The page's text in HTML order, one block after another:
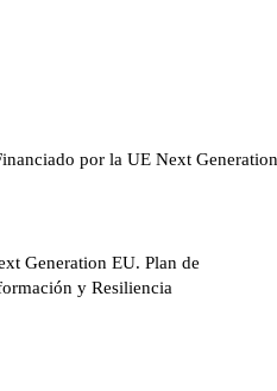
Generation EU. Plan de
y Resiliencia